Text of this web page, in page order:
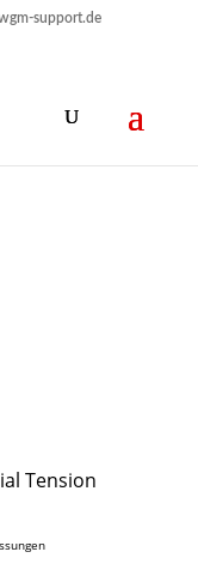
support.de
Tension